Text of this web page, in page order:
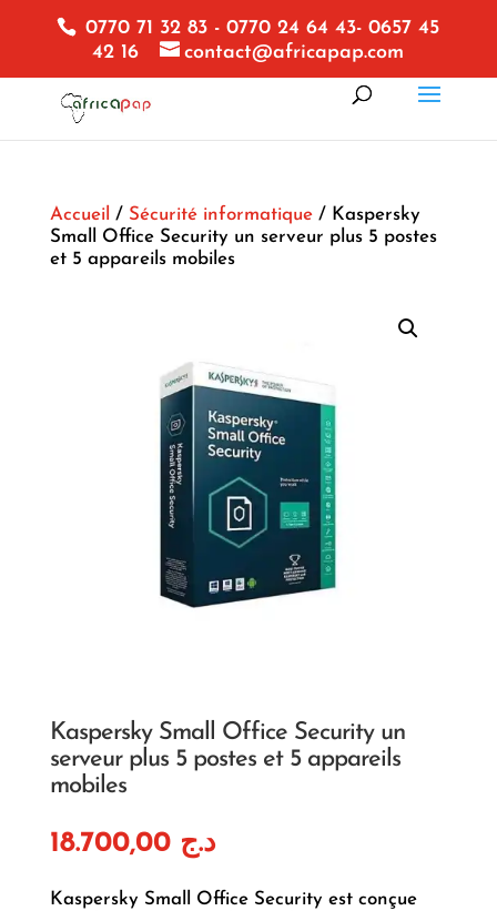
0770 71 32 83 - 0770 24 64 43- 0657 45
42 16
contact@africapap.com
Accueil / Sécurité informatique/ Kaspersky
Small Office Security un serveur plus 5 postes
et 5 appareils mobiles
Kaspersky Small Office Security un
serveur plus 5 postes et 5 appareils
mobiles
د.ج 18.700,00
Kaspersky Small Office Security est conçue